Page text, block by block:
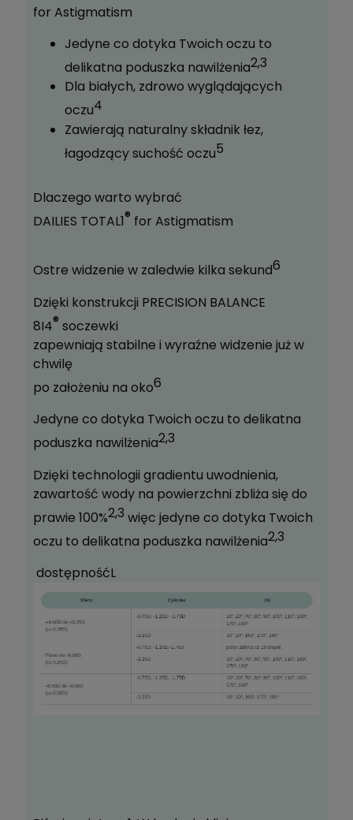
for Astigmatism
Jedyne co dotyka Twoich oczu to
delikatna poduszka nawilżenia2,3
Dla białych, zdrowo wyglądających
oczu4
Zawierają naturalny składnik łez,
łagodzący suchość oczu5
Dlaczego warto wybrać
DAILIES TOTAL1® for Astigmatism
Ostre widzenie w zaledwie kilka sekund6
Dzięki konstrukcji PRECISION BALANCE
8I4® soczewki
zapewniają stabilne i wyraźne widzenie już w
chwilę
po założeniu na oko6
Jedyne co dotyka Twoich oczu to delikatna
poduszka nawilżenia2,3
Dzięki technologii gradientu uwodnienia,
zawartość wody na powierzchni zbliża się do
prawie 100%2,3 więc jedyne co dotyka Twoich
oczu to delikatna poduszka nawilżenia2,3
dostępnośćL